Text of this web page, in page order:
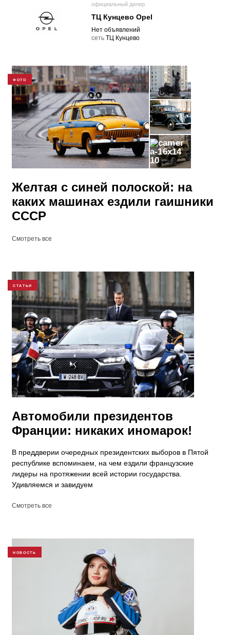
официальный дилер
ТЦ Кунцево Opel
Нет объявлений
cеть ТЦ Кунцево
ФОТО
10
Желтая с синей полоской: на
каких машинах ездили гаишники
СССР
Смотреть все
СТАТЬИ
Автомобили президентов
Франции: никаких иномарок!
В преддверии очередных президентских выборов в Пятой
республике вспоминаем, на чем ездили французские
лидеры на протяжении всей истории государства.
Удивляемся и завидуем
Смотреть все
НОВОСТЬ